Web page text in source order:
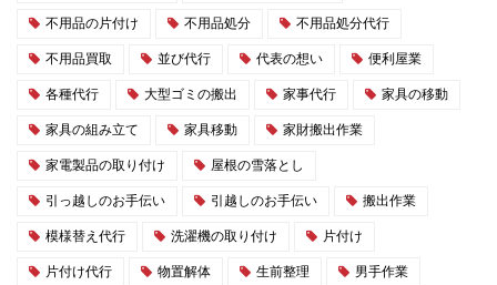
不用品の片付け 不用品処分 不用品処分代行
不用品買取 並び代行 代表の想い 便利屋業
各種代行 大型ゴミの搬出 家事代行 家具の移動
家具の組み立て 家具移動 家財搬出作業
家電製品の取り付け 屋根の雪落とし
引っ越しのお手伝い 引越しのお手伝い 搬出作業
模様替え代行 洗濯機の取り付け 片付け
片付け代行 物置解体 生前整理 男手作業